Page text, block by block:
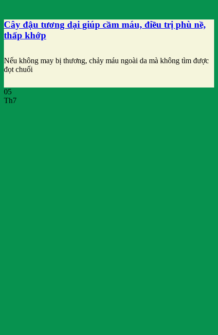
Cây đậu tương dại giúp cầm máu, điều trị phù nề,
thấp khớp
Nếu không may bị thương, chảy máu ngoài da mà không tìm được
đọt chuối
05
Th7